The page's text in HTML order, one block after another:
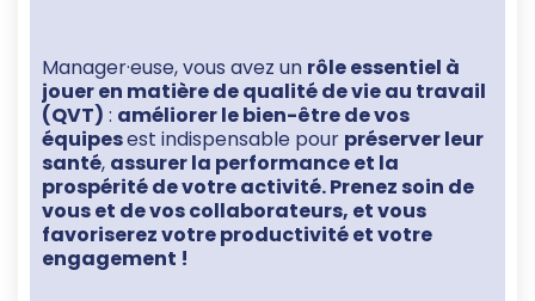
Manager·euse, vous avez un rôle essentiel à
jouer en matière de qualité de vie au travail
(QVT) : améliorer le bien-être de vos
équipesest indispensable pour préserver leur
santé, assurer la performance et la
prospérité de votre activité. Prenez soin de
vous et de vos collaborateurs, et vous
favoriserez votre productivité et votre
engagement !